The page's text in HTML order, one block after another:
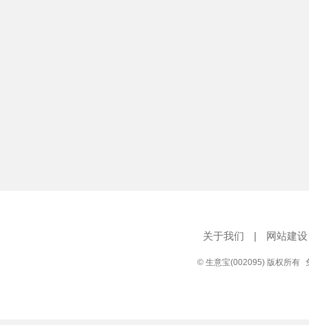
关于我们 | 网站建设
© 生意宝(002095) 版权所有